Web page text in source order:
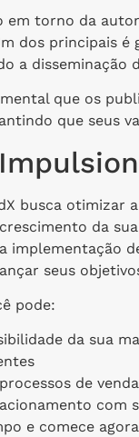
em torno da
dos principais
a
que os
que seus
busca otimizar
da
implementação
seus
pode:
da sua
de
com
e comece